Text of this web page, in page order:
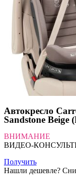
Автокресло
Sandstone Beige
ВНИМАНИЕ
ВИДЕО-
Получить
Нашли дешевле?